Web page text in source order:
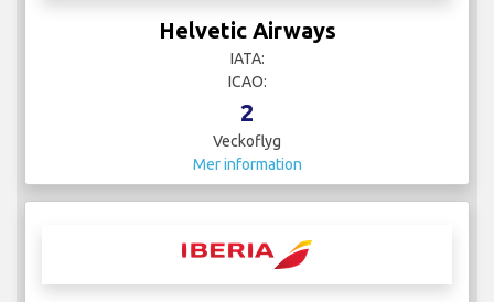
Helvetic Airways
IATA:
ICAO:
2
Veckoflyg
Mer information